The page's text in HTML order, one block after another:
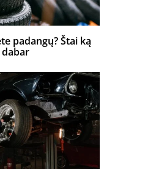
padangų? Štai ką